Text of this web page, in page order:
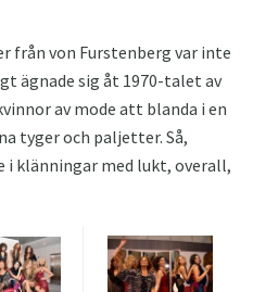
från von Furstenberg var inte
ägnade sig åt 1970-talet av
av mode att blanda i en
tyger och paljetter. Så,
klänningar med lukt, overall,